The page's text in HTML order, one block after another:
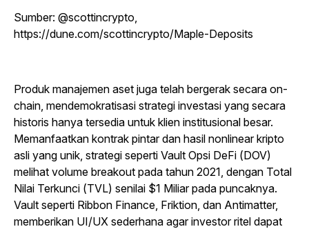
Sumber: @scottincrypto,
https://dune.com/scottincrypto/Maple-Deposits
Produk manajemen aset juga telah bergerak secara on-
chain, mendemokratisasi strategi investasi yang secara
historis hanya tersedia untuk klien institusional besar.
Memanfaatkan kontrak pintar dan hasil nonlinear kripto
asli yang unik, strategi seperti Vault Opsi DeFi (DOV)
melihat volume breakout pada tahun 2021, dengan Total
Nilai Terkunci (TVL) senilai $1 Miliar pada puncaknya.
Vault seperti Ribbon Finance, Friktion, dan Antimatter,
memberikan UI/UX sederhana agar investor ritel dapat